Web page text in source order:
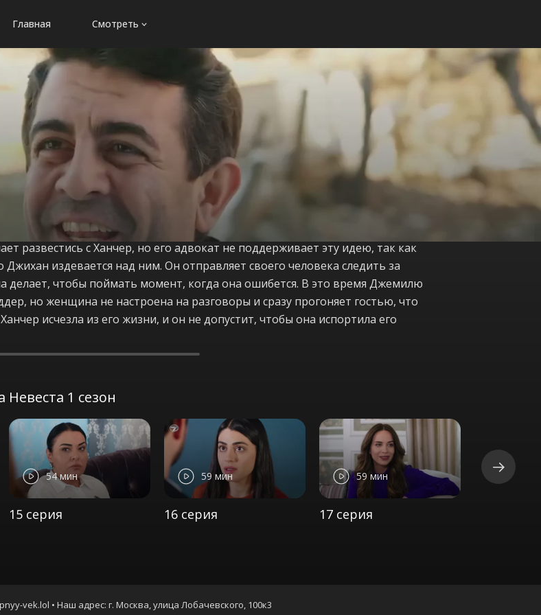
Главная Смотреть
развестись с Ханчер, но его адвокат не поддерживает эту идею, так как
издевается над ним. Он отправляет своего человека следить за
чтобы поймать момент, когда она ошибется. В это время Джемилю
но женщина не настроена на разговоры и сразу прогоняет гостью, что
исчезла из его жизни, и он не допустит, чтобы она испортила его
1 сезон
54 мин
15 серия
59 мин
16 серия
59 мин
17 серия
56
vek.lol • Наш адрес: г. Москва, улица Лобачевского, 100к3